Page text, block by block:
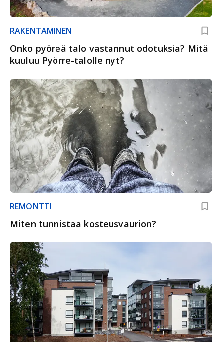
RAKENTAMINEN
Onko pyöreä talo vastannut odotuksia? Mitä
kuuluu Pyörre-talolle nyt?
REMONTTI
Miten tunnistaa kosteusvaurion?